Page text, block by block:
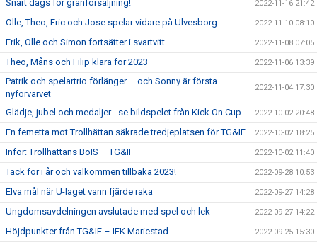
Snart dags för granförsäljning! 2022-11-16 21:42
Olle, Theo, Eric och Jose spelar vidare på Ulvesborg 2022-11-10 08:10
Erik, Olle och Simon fortsätter i svartvitt 2022-11-08 07:05
Theo, Måns och Filip klara för 2023 2022-11-06 13:39
Patrik och spelartrio förlänger – och Sonny är första
nyförvärvet
2022-11-04 17:30
Glädje, jubel och medaljer - se bildspelet från Kick On Cup 2022-10-02 20:48
En femetta mot Trollhättan säkrade tredjeplatsen för TG&IF 2022-10-02 18:25
Inför: Trollhättans BoIS – TG&IF 2022-10-02 11:40
Tack för i år och välkommen tillbaka 2023! 2022-09-28 10:53
Elva mål när U-laget vann fjärde raka 2022-09-27 14:28
Ungdomsavdelningen avslutade med spel och lek 2022-09-27 14:22
Höjdpunkter från TG&IF – IFK Mariestad 2022-09-25 15:30